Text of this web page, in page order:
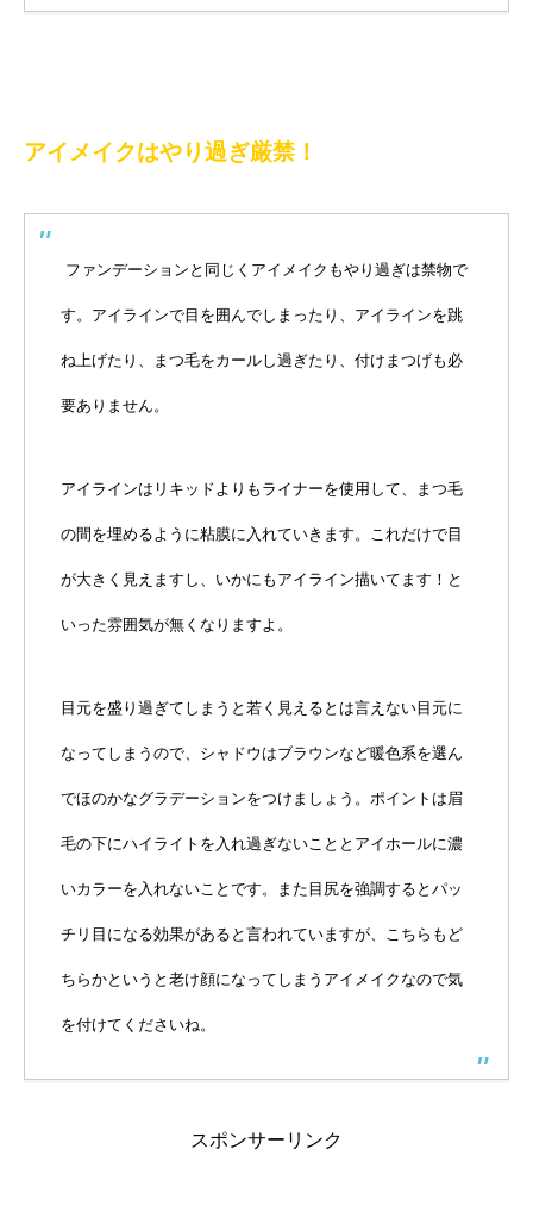
アイメイクはやり過ぎ厳禁！
ファンデーションと同じくアイメイクもやり過ぎは禁物で
す。アイラインで目を囲んでしまったり、アイラインを跳
ね上げたり、まつ毛をカールし過ぎたり、付けまつげも必
要ありません。
アイラインはリキッドよりもライナーを使用して、まつ毛
の間を埋めるように粘膜に入れていきます。これだけで目
が大きく見えますし、いかにもアイライン描いてます！と
いった雰囲気が無くなりますよ。
目元を盛り過ぎてしまうと若く見えるとは言えない目元に
なってしまうので、シャドウはブラウンなど暖色系を選ん
でほのかなグラデーションをつけましょう。ポイントは眉
毛の下にハイライトを入れ過ぎないこととアイホールに濃
いカラーを入れないことです。また目尻を強調するとパッ
チリ目になる効果があると言われていますが、こちらもど
ちらかというと老け顔になってしまうアイメイクなので気
を付けてくださいね。
スポンサーリンク